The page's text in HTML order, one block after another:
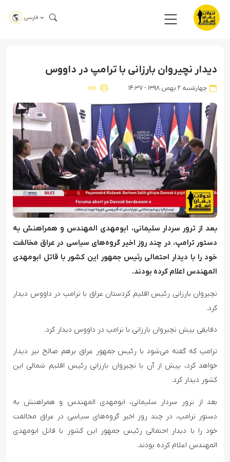
فارسی
دیدار نچیروان بارزانی با ترامپ در داووس
چهارشنبه ۲ بهمن ۱۳۹۸ - ۱۴:۳۷
بعد از ترور سردار سلیمانی، ابومهدی المهندس و همراهنش به
دستور ترامپ، در چند روز اخیر گروه‌های سیاسی در عراق مخالفت
خود را با دیدار احتمالی رئیس جمهور این کشور با قاتل ابومهدی
المهندس اعلام کرده بودند.
نچیروان بارزانی رئیس اقلیم کردستان عراق با ترامپ در داووس دیدار
کرد.
دقایقی پیش نچیروان بارزانی با ترامپ در داووس دیدار کرد.
ترامپ که گفته می‌شود با رئیس جمهور عراق برهم صالح نیز دیدار
خواهد کرد، پیش از آن با نچیروان بارزانی رئیس اقلیم شمالی این
کشور دیدار کرد.
بعد از ترور سردار سلیمانی، ابومهدی المهندس و همراهنش به
دستور ترامپ، در چند روز اخیر گروه‌های سیاسی در عراق مخالفت
خود را با دیدار احتمالی رئیس جمهور این کشور با قاتل ابومهدی
المهندس اعلام کرده بودند.